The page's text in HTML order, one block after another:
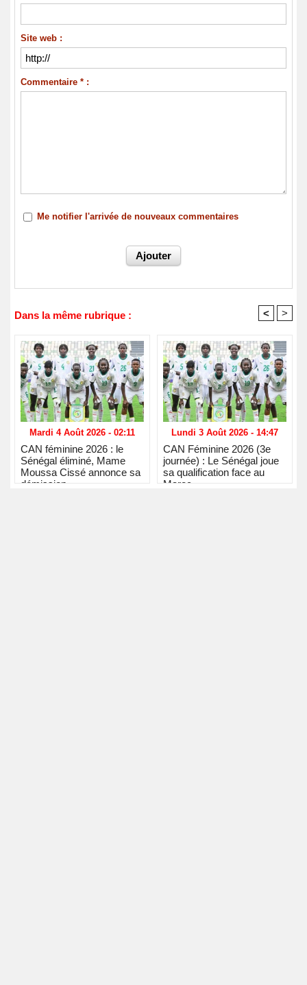
Site web :
Commentaire * :
Me notifier l'arrivée de nouveaux commentaires
Dans la même rubrique : < >
Mardi 4 Août 2026 - 02:11
CAN féminine 2026 : le
Sénégal éliminé, Mame
Moussa Cissé annonce sa
démission
Lundi 3 Août 2026 - 14:47
CAN Féminine 2026 (3e
journée) : Le Sénégal joue
sa qualification face au
Maroc